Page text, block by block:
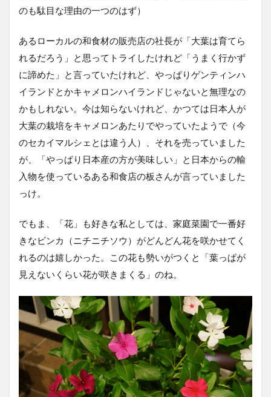
のも駄目な理由の一つのはず）
あるローカルの和食材の販売店の社長が「大葉は育てら
れるだろう」と思ってトライしたけれど「うまく行かず
に諦めた」と言っていたけれど、やっぱりゲンティンハ
イランドとかキャメロンハイランドじゃないと無理なの
かもしれない。今は知らないけれど、かつては日本人が
大葉の栽培をキャメロンあたりでやっていたようで（今
のセカイマルシェとは違う人）、それを売っていました
が、「やっぱり日本産の方が美味しい」と日本からの輸
入物を使っているある和食店の板さんが言っていました
っけ。
でもま、「花」も好きな私としては、家庭菜園で一番好
きなビンカ（ニチニチソウ）がどんどん花を咲かせてく
れるのは嬉しかった。この花も勢いがつくと「葉っぱが
見えないくらい花が咲きまくる」のね。